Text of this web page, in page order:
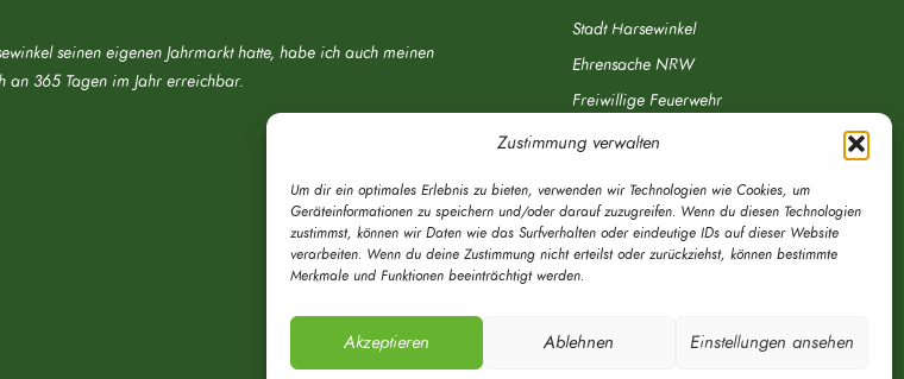
Zustimmung verwalten
Um dir ein optimales Erlebnis zu bieten, verwenden wir Technologien wie Cookies, um
Geräteinformationen zu speichern und/oder darauf zuzugreifen. Wenn du diesen Technologien
zustimmst, können wir Daten wie das Surfverhalten oder eindeutige IDs auf dieser Website
verarbeiten. Wenn du deine Zustimmung nicht erteilst oder zurückziehst, können bestimmte
Merkmale und Funktionen beeinträchtigt werden.
Akzeptieren Ablehnen Einstellungen ansehen
seinen eigenen Jahrmarkt hatte, habe ich auch meinen
365 Tagen im Jahr erreichbar.
Stadt Harsewinkel
Ehrensache NRW
Freiwillige Feuerwehr
Aponet.de
Greffen.de
Verkehrsverein Harsewinkel e. V.
DRK Ortsverein Harsewinkel e. V.